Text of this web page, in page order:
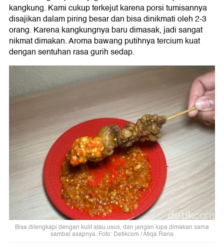
kangkung. Kami cukup terkejut karena porsi tumisannya
disajikan dalam piring besar dan bisa dinikmati oleh 2-3
orang. Karena kangkungnya baru dimasak, jadi sangat
nikmat dimakan. Aroma bawang putihnya tercium kuat
dengan sentuhan rasa gurih sedap.
Bisa dilengkapi dengan kulit atau usus, dan jangan lupa dimakan sama
sambal asapnya. Foto: Detikcom / Atiqa Rana